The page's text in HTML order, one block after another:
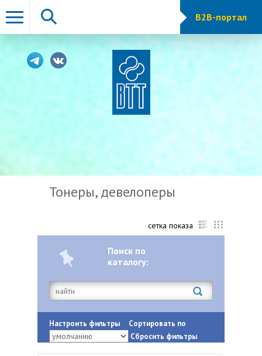
B2B-портал
Тонеры, девелоперы
сетка показа
Поиск по
каталогу:
Настроить фильтры Сортировать по
Сбросить фильтры